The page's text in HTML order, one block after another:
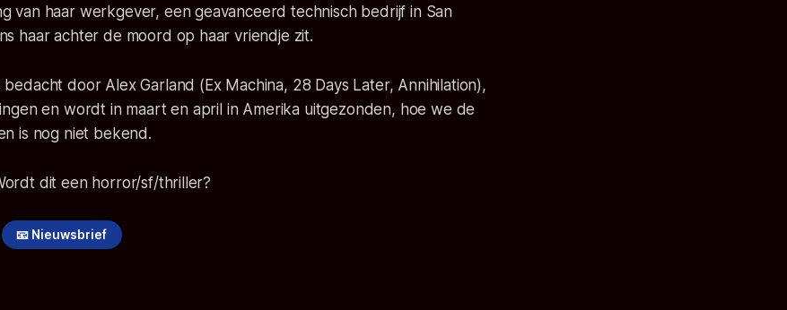
van haar werkgever, een geavanceerd technisch bedrijf in San
haar achter de moord op haar vriendje zit.
bedacht door Alex Garland (Ex Machina, 28 Days Later, Annihilation),
en wordt in maart en april in Amerika uitgezonden, hoe we de
is nog niet bekend.
dit een horror/sf/thriller?
📧 Nieuwsbrief